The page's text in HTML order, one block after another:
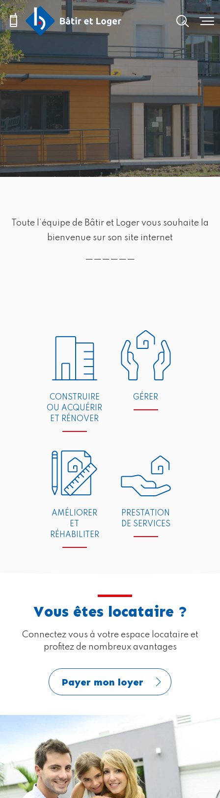
Toute l’équipe de Bâtir et Loger vous souhaite la
bienvenue sur son site internet
——————
CONSTRUIRE
OU ACQUÉRIR
ET RÉNOVER
GÉRER
AMÉLIORER
ET
RÉHABILITER
PRESTATION
DE SERVICES
Vous êtes locataire ?
Connectez vous à votre espace locataire et
profitez de nombreux avantages
Payer mon loyer